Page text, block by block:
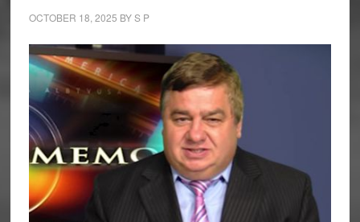
OCTOBER 18, 2025 BYS P